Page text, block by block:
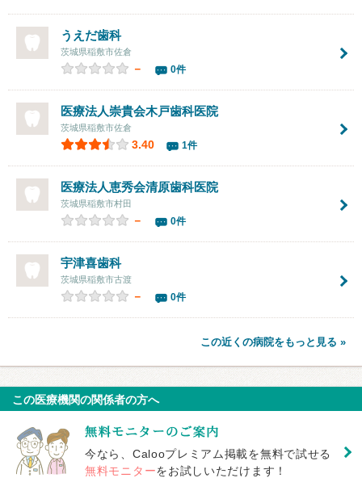
うえだ歯科
茨城県稲敷市佐倉
－ 0件
医療法人崇貴会木戸歯科医院
茨城県稲敷市佐倉
3.40 1件
医療法人恵秀会清原歯科医院
茨城県稲敷市村田
－ 0件
宇津喜歯科
茨城県稲敷市古渡
－ 0件
この近くの病院をもっと見る »
この医療機関の関係者の方へ
今なら、Calooプレミアム掲載を無料で試せる
無料モニターをお試しいただけます！